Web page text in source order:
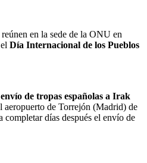
en la sede de la ONU en
Día Internacional de los Pueblos
de tropas españolas a Irak
aeropuerto de Torrejón (Madrid) de
completar días después el envío de